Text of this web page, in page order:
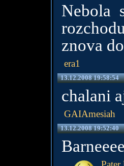
Nebola
znova
era1
13.12.2008 19:58:54
chalani
GAIAmesiah
13.12.2008 19:52:40